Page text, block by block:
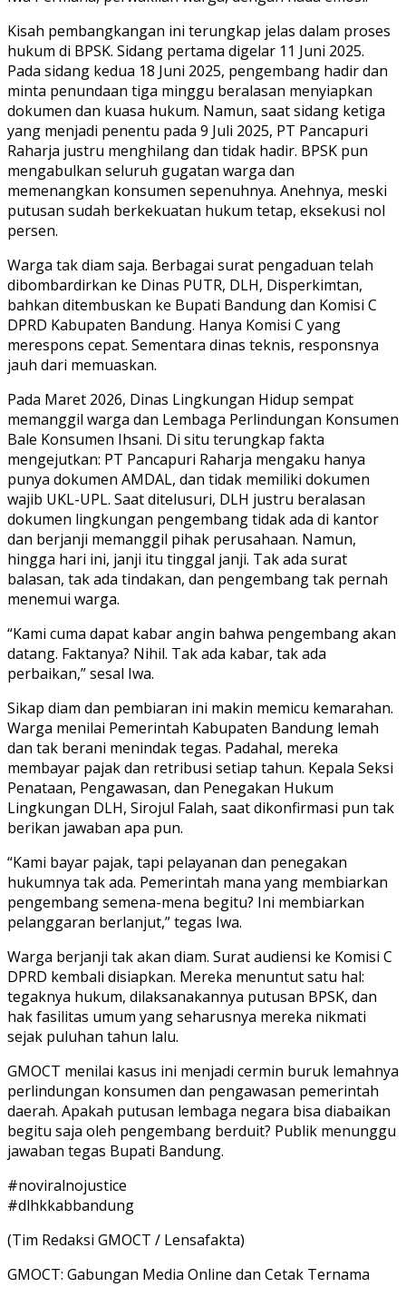
Kisah pembangkangan ini terungkap jelas dalam proses
hukum di BPSK. Sidang pertama digelar 11 Juni 2025.
Pada sidang kedua 18 Juni 2025, pengembang hadir dan
minta penundaan tiga minggu beralasan menyiapkan
dokumen dan kuasa hukum. Namun, saat sidang ketiga
yang menjadi penentu pada 9 Juli 2025, PT Pancapuri
Raharja justru menghilang dan tidak hadir. BPSK pun
mengabulkan seluruh gugatan warga dan
memenangkan konsumen sepenuhnya. Anehnya, meski
putusan sudah berkekuatan hukum tetap, eksekusi nol
persen.
Warga tak diam saja. Berbagai surat pengaduan telah
dibombardirkan ke Dinas PUTR, DLH, Disperkimtan,
bahkan ditembuskan ke Bupati Bandung dan Komisi C
DPRD Kabupaten Bandung. Hanya Komisi C yang
merespons cepat. Sementara dinas teknis, responsnya
jauh dari memuaskan.
Pada Maret 2026, Dinas Lingkungan Hidup sempat
memanggil warga dan Lembaga Perlindungan Konsumen
Bale Konsumen Ihsani. Di situ terungkap fakta
mengejutkan: PT Pancapuri Raharja mengaku hanya
punya dokumen AMDAL, dan tidak memiliki dokumen
wajib UKL-UPL. Saat ditelusuri, DLH justru beralasan
dokumen lingkungan pengembang tidak ada di kantor
dan berjanji memanggil pihak perusahaan. Namun,
hingga hari ini, janji itu tinggal janji. Tak ada surat
balasan, tak ada tindakan, dan pengembang tak pernah
menemui warga.
“Kami cuma dapat kabar angin bahwa pengembang akan
datang. Faktanya? Nihil. Tak ada kabar, tak ada
perbaikan,” sesal Iwa.
Sikap diam dan pembiaran ini makin memicu kemarahan.
Warga menilai Pemerintah Kabupaten Bandung lemah
dan tak berani menindak tegas. Padahal, mereka
membayar pajak dan retribusi setiap tahun. Kepala Seksi
Penataan, Pengawasan, dan Penegakan Hukum
Lingkungan DLH, Sirojul Falah, saat dikonfirmasi pun tak
berikan jawaban apa pun.
“Kami bayar pajak, tapi pelayanan dan penegakan
hukumnya tak ada. Pemerintah mana yang membiarkan
pengembang semena-mena begitu? Ini membiarkan
pelanggaran berlanjut,” tegas Iwa.
Warga berjanji tak akan diam. Surat audiensi ke Komisi C
DPRD kembali disiapkan. Mereka menuntut satu hal:
tegaknya hukum, dilaksanakannya putusan BPSK, dan
hak fasilitas umum yang seharusnya mereka nikmati
sejak puluhan tahun lalu.
GMOCT menilai kasus ini menjadi cermin buruk lemahnya
perlindungan konsumen dan pengawasan pemerintah
daerah. Apakah putusan lembaga negara bisa diabaikan
begitu saja oleh pengembang berduit? Publik menunggu
jawaban tegas Bupati Bandung.
#noviralnojustice
#dlhkkabbandung
(Tim Redaksi GMOCT / Lensafakta)
GMOCT: Gabungan Media Online dan Cetak Ternama